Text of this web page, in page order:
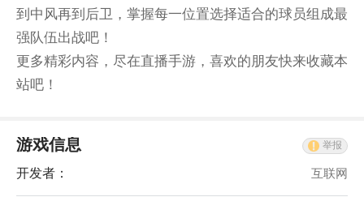
到中风再到后卫，掌握每一位置选择适合的球员组成最
强队伍出战吧！
更多精彩内容，尽在直播手游，喜欢的朋友快来收藏本
站吧！
游戏信息 举报
开发者： 互联网